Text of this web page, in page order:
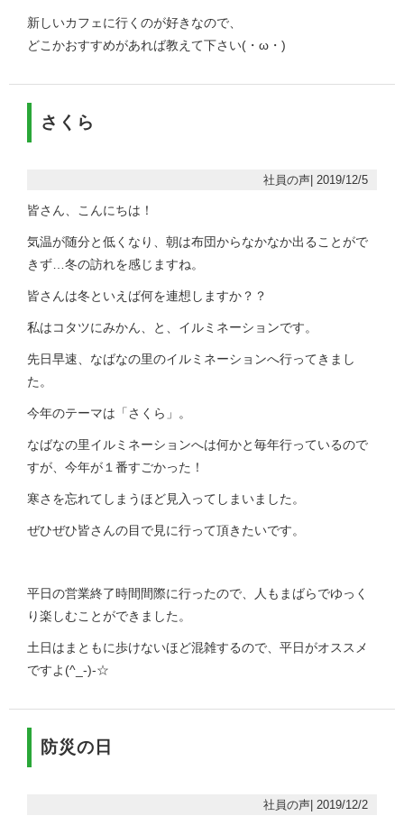
新しいカフェに行くのが好きなので、
どこかおすすめがあれば教えて下さい(・ω・)
さくら
社員の声| 2019/12/5
皆さん、こんにちは！
気温が随分と低くなり、朝は布団からなかなか出ることがで
きず…冬の訪れを感じますね。
皆さんは冬といえば何を連想しますか？？
私はコタツにみかん、と、イルミネーションです。
先日早速、なばなの里のイルミネーションへ行ってきまし
た。
今年のテーマは「さくら」。
なばなの里イルミネーションへは何かと毎年行っているので
すが、今年が１番すごかった！
寒さを忘れてしまうほど見入ってしまいました。
ぜひぜひ皆さんの目で見に行って頂きたいです。
平日の営業終了時間間際に行ったので、人もまばらでゆっく
り楽しむことができました。
土日はまともに歩けないほど混雑するので、平日がオススメ
ですよ(^_-)-☆
防災の日
社員の声| 2019/12/2